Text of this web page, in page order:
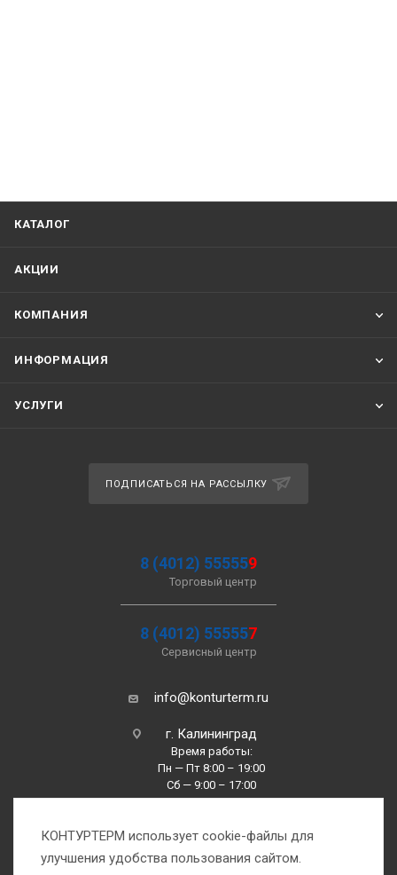
КАТАЛОГ
АКЦИИ
КОМПАНИЯ
ИНФОРМАЦИЯ
УСЛУГИ
ПОДПИСАТЬСЯ НА РАССЫЛКУ
8 (4012) 555559
Торговый центр
8 (4012) 555557
Сервисный центр
info@konturterm.ru
г. Калининград
Время работы:
Пн — Пт 8:00 – 19:00
Сб — 9:00 – 17:00
Вс —10:00 – 16:00
КОНТУРТЕРМ использует cookie-файлы для
улучшения удобства пользования сайтом.